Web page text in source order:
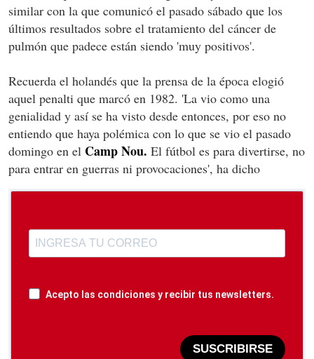
similar con la que comunicó el pasado sábado que los
últimos resultados sobre el tratamiento del cáncer de
pulmón que padece están siendo 'muy positivos'.
Recuerda el holandés que la prensa de la época elogió
aquel penalti que marcó en 1982. 'La vio como una
genialidad y así se ha visto desde entonces, por eso no
entiendo que haya polémica con lo que se vio el pasado
domingo en el Camp Nou. El fútbol es para divertirse, no
para entrar en guerras ni provocaciones', ha dicho
Acepto las condiciones y recibir tus newsletters.
SUSCRIBIRSE